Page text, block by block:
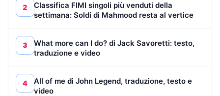
2
Classifica FIMI singoli più venduti della
settimana: Soldi di Mahmood resta al vertice
3
What more can I do? di Jack Savoretti: testo,
traduzione e video
4
All of me di John Legend, traduzione, testo e
video